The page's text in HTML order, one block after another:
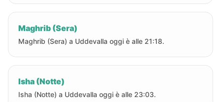
Maghrib (Sera)
Maghrib (Sera) a Uddevalla oggi è alle 21:18.
Isha (Notte)
Isha (Notte) a Uddevalla oggi è alle 23:03.